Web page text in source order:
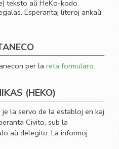
teksto aŭ HeKo-kodo.
Esperantaj literoj ankaŭ
per la reta formularo.
(HEKO)
la servo de la establoj en kaj
Civito, sub la
aŭ delegito. La informoj